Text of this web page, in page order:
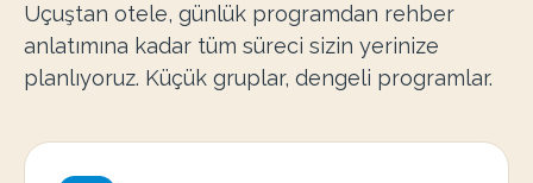
Uçuştan otele, günlük programdan rehber
anlatımına kadar tüm süreci sizin yerinize
planlıyoruz. Küçük gruplar, dengeli programlar.